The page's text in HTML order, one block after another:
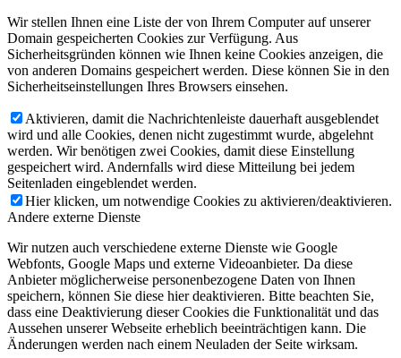
Wir stellen Ihnen eine Liste der von Ihrem Computer auf unserer
Domain gespeicherten Cookies zur Verfügung. Aus
Sicherheitsgründen können wie Ihnen keine Cookies anzeigen, die
von anderen Domains gespeichert werden. Diese können Sie in den
Sicherheitseinstellungen Ihres Browsers einsehen.
Aktivieren, damit die Nachrichtenleiste dauerhaft ausgeblendet
wird und alle Cookies, denen nicht zugestimmt wurde, abgelehnt
werden. Wir benötigen zwei Cookies, damit diese Einstellung
gespeichert wird. Andernfalls wird diese Mitteilung bei jedem
Seitenladen eingeblendet werden.
Hier klicken, um notwendige Cookies zu aktivieren/deaktivieren.
Andere externe Dienste
Wir nutzen auch verschiedene externe Dienste wie Google
Webfonts, Google Maps und externe Videoanbieter. Da diese
Anbieter möglicherweise personenbezogene Daten von Ihnen
speichern, können Sie diese hier deaktivieren. Bitte beachten Sie,
dass eine Deaktivierung dieser Cookies die Funktionalität und das
Aussehen unserer Webseite erheblich beeinträchtigen kann. Die
Änderungen werden nach einem Neuladen der Seite wirksam.